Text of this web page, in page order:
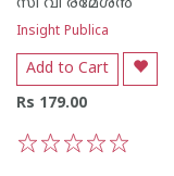
സി വി രമേശന്‍
Insight Publica
Add to Cart
Rs 179.00